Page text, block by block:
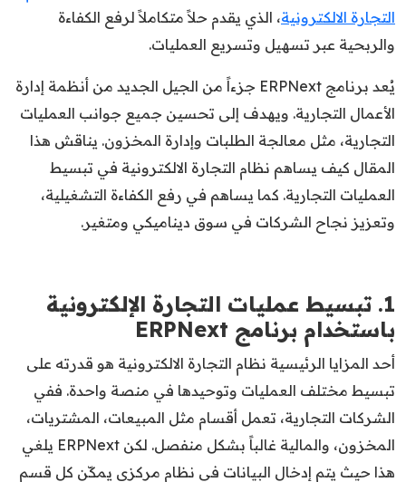
التجارة الالكترونية، الذي يقدم حلاً متكاملاً لرفع الكفاءة
والربحية عبر تسهيل وتسريع العمليات.
يُعد برنامج ERPNext جزءاً من الجيل الجديد من أنظمة إدارة
الأعمال التجارية. ويهدف إلى تحسين جميع جوانب العمليات
التجارية، مثل معالجة الطلبات وإدارة المخزون. يناقش هذا
المقال كيف يساهم نظام التجارة الالكترونية في تبسيط
العمليات التجارية. كما يساهم في رفع الكفاءة التشغيلية،
وتعزيز نجاح الشركات في سوق ديناميكي ومتغير.
1. تبسيط عمليات التجارة الإلكترونية
باستخدام برنامج ERPNext
أحد المزايا الرئيسية نظام التجارة الالكترونية هو قدرته على
تبسيط مختلف العمليات وتوحيدها في منصة واحدة. ففي
الشركات التجارية، تعمل أقسام مثل المبيعات، المشتريات،
المخزون، والمالية غالباً بشكل منفصل. لكن ERPNext يلغي
هذا حيث يتم إدخال البيانات في نظام مركزي يمكّن كل قسم